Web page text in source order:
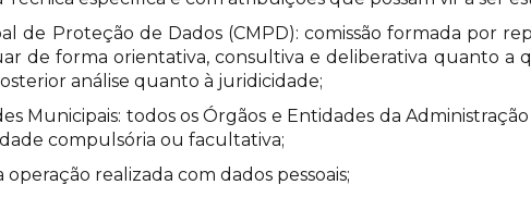
de Proteção de Dados (CMPD): comissão formada por
de forma orientativa, consultiva e deliberativa quanto a
análise quanto à juridicidade;
Municipais: todos os Órgãos e Entidades da
compulsória ou facultativa;
realizada com dados pessoais;